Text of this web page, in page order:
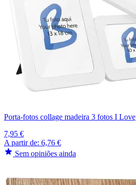
Porta-fotos collage madeira 3 fotos I Love
7,95 €
A partir de: 6,76 €
Sem opiniões ainda